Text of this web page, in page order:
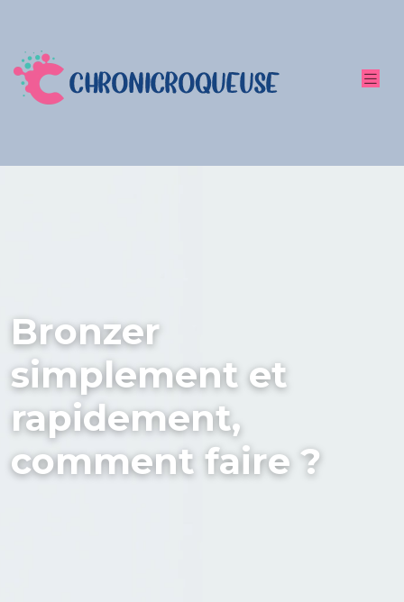
Bronzer
simplement et
rapidement,
comment faire ?